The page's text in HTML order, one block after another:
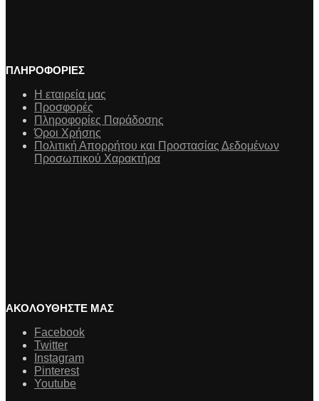
ΠΛΗΡΟΦΟΡΙΕΣ
Η εταιρεία μας
Προσφορές
Πληροφορίες Παράδοσης
Όροι Χρήσης
Πολιτική Απορρήτου και Προστασίας Δεδομένων
Προσωπικού Χαρακτήρα
ΑΚΟΛΟΥΘΗΣΤΕ ΜΑΣ
Facebook
Twitter
Instagram
Pinterest
Youtube